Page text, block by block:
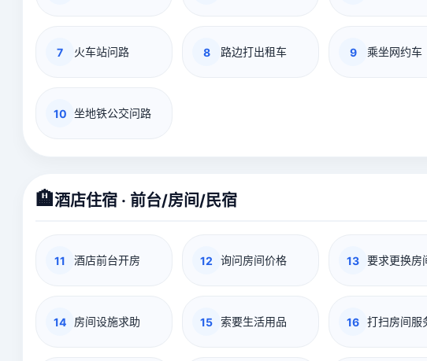
7 火车站问路 8 路边打出租车 9 乘坐网约车
10 坐地铁公交问路
🏨酒店住宿 · 前台/房间/民宿
11 酒店前台开房 12 询问房间价格 13 要求更换房
14 房间设施求助 15 索要生活用品 16 打扫房间服